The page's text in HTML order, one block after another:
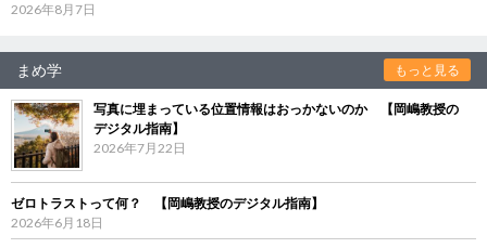
2026年8月7日
まめ学 もっと見る
写真に埋まっている位置情報はおっかないのか 【岡嶋教授の
デジタル指南】
2026年7月22日
ゼロトラストって何？ 【岡嶋教授のデジタル指南】
2026年6月18日